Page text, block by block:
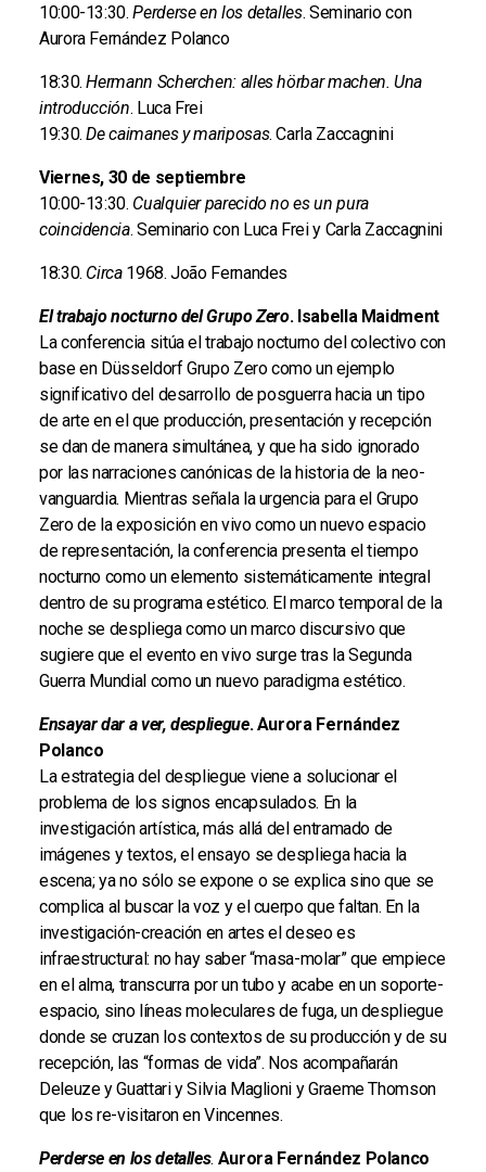
10:00-13:30.Perderse en los detalles. Seminario con
Aurora Fernández Polanco
18:30.Hermann Scherchen: alles hörbar machen. Una
introducción. Luca Frei
19:30.De caimanes y mariposas. Carla Zaccagnini
Viernes, 30 de septiembre
10:00-13:30. Cualquier parecido no es un pura
coincidencia. Seminario con Luca Frei y Carla Zaccagnini
18:30. Circa1968. João Fernandes
El trabajo nocturno del Grupo Zero. Isabella Maidment
La conferencia sitúa el trabajo nocturno del colectivo con
base en Düsseldorf Grupo Zero como un ejemplo
significativo del desarrollo de posguerra hacia un tipo
de arte en el que producción, presentación y recepción
se dan de manera simultánea, y que ha sido ignorado
por las narraciones canónicas de la historia de la neo-
vanguardia. Mientras señala la urgencia para el Grupo
Zero de la exposición en vivo como un nuevo espacio
de representación, la conferencia presenta el tiempo
nocturno como un elemento sistemáticamente integral
dentro de su programa estético. El marco temporal de la
noche se despliega como un marco discursivo que
sugiere que el evento en vivo surge tras la Segunda
Guerra Mundial como un nuevo paradigma estético.
Ensayar dar a ver, despliegue. Aurora Fernández
Polanco
La estrategia del despliegue viene a solucionar el
problema de los signos encapsulados. En la
investigación artística, más allá del entramado de
imágenes y textos, el ensayo se despliega hacia la
escena; ya no sólo se expone o se explica sino que se
complica al buscar la voz y el cuerpo que faltan. En la
investigación-creación en artes el deseo es
infraestructural: no hay saber “masa-molar” que empiece
en el alma, transcurra por un tubo y acabe en un soporte-
espacio, sino líneas moleculares de fuga, un despliegue
donde se cruzan los contextos de su producción y de su
recepción, las “formas de vida”. Nos acompañarán
Deleuze y Guattari y Silvia Maglioni y Graeme Thomson
que los re-visitaron en Vincennes.
Perderse en los detalles. Aurora Fernández Polanco